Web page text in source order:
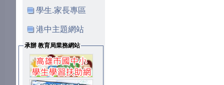
學生.家長專區
港中主題網站
承辦 教育局業務網站